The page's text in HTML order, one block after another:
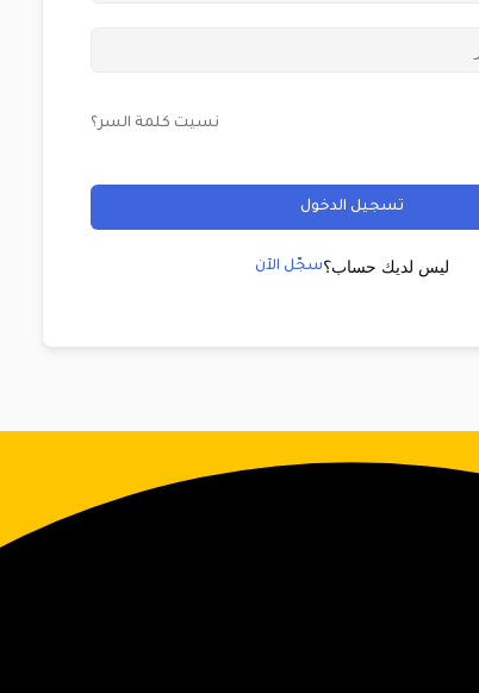
نسيت كلمة السر؟
تسجيل الدخول
ليس لديك حساب؟سجّل الآن